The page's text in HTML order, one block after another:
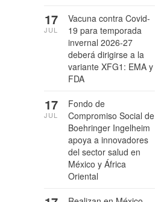
Vacuna contra Covid-
19 para temporada
invernal 2026-27
deberá dirigirse a la
variante XFG1: EMA y
FDA
17
JUL
Fondo de
Compromiso Social de
Boehringer Ingelheim
apoya a innovadores
del sector salud en
México y África
Oriental
17
JUL